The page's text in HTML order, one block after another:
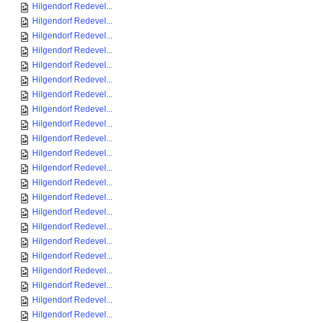
Hilgendorf Redevel...
Hilgendorf Redevel...
Hilgendorf Redevel...
Hilgendorf Redevel...
Hilgendorf Redevel...
Hilgendorf Redevel...
Hilgendorf Redevel...
Hilgendorf Redevel...
Hilgendorf Redevel...
Hilgendorf Redevel...
Hilgendorf Redevel...
Hilgendorf Redevel...
Hilgendorf Redevel...
Hilgendorf Redevel...
Hilgendorf Redevel...
Hilgendorf Redevel...
Hilgendorf Redevel...
Hilgendorf Redevel...
Hilgendorf Redevel...
Hilgendorf Redevel...
Hilgendorf Redevel...
Hilgendorf Redevel...